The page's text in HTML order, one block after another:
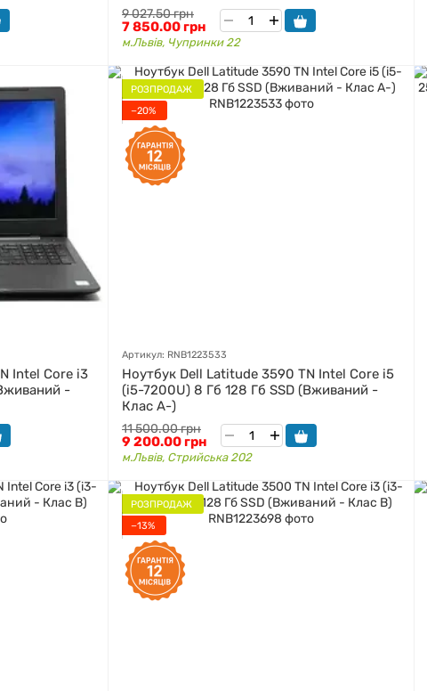
9 027.50 грн
7 850.00 грн
м.Львів, Чупринки 22
Intel Core i3
-
РОЗПРОДАЖ
−20%
Артикул: RNB1223533
Ноутбук Dell Latitude 3590 TN Intel Core i5
(i5-7200U) 8 Гб 128 Гб SSD (Вживаний -
Клас A-)
11 500.00 грн
9 200.00 грн
м.Львів, Стрийська 202
РОЗПРОДАЖ
−13%